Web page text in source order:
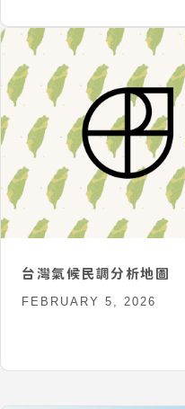
台灣氣候民調分析地圖
FEBRUARY 5, 2026